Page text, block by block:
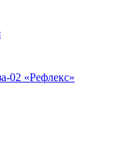
02 «Рефлекс»